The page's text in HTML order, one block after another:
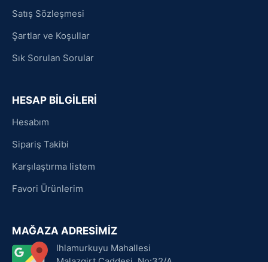
Satış Sözleşmesi
Şartlar ve Koşullar
Sık Sorulan Sorular
HESAP BİLGİLERİ
Hesabım
Sipariş Takibi
Karşılaştırma listem
Favori Ürünlerim
MAĞAZA ADRESİMİZ
Ihlamurkuyu Mahallesi